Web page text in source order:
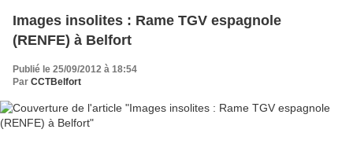
Images insolites : Rame TGV espagnole
(RENFE) à Belfort
Publié le 25/09/2012 à 18:54
Par CCTBelfort